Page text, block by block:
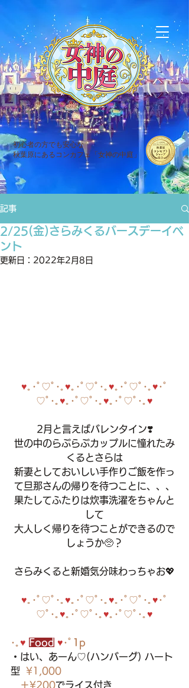
初心者の方でも安心な
秋葉原にあるコンカフェ「女神の中庭」
記事
2/25(金)さらみくるバースデーイベ
ント
更新日： 2022年2月8日
♥ ｡･ﾟ♡ﾟ･｡ ♥ ｡･ﾟ♡ﾟ･｡ ♥ ｡･ﾟ♡ﾟ･｡ ♥･ﾟ
♡ﾟ･｡ ♥ ｡･ﾟ♡ﾟ･｡ ♥ ｡･ﾟ♡ﾟ･｡ ♥
2月と言えばバレンタイン❣️
世の中のらぶらぶカップルに憧れたみ
くるとさらは
新妻としておいしい手作りご飯を作っ
て旦那さんの帰りを待つことに、、、
果たしてふたりは炊事洗濯をちゃんと
して
大人しく帰りを待つことができるので
しょうか🥺？
さらみくると新婚気分味わっちゃお💖
♥ ｡･ﾟ♡ﾟ･｡ ♥ ｡･ﾟ♡ﾟ･｡ ♥ ｡･ﾟ♡ﾟ･｡ ♥･ﾟ
♡ﾟ･｡ ♥ ｡･ﾟ♡ﾟ･｡ ♥ ｡･ﾟ♡ﾟ･｡ ♥
･｡ ♥ Food ♥･ﾟ 1p
・はい、あーん♡(ハンバーグ) ハート
型 ¥1,000
＋¥200でライス付き